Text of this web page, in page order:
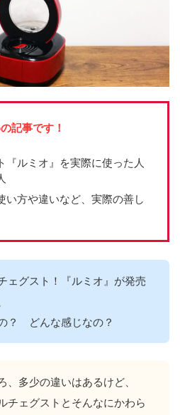
記事です！
『ルミオ』を実際に使った人
い方や違いなど、実際の善し
ェグスト！『ルミオ』が発売
？ どんな感じなの？
、多少の違いはあるけど、
チェグストとそんなにかわら